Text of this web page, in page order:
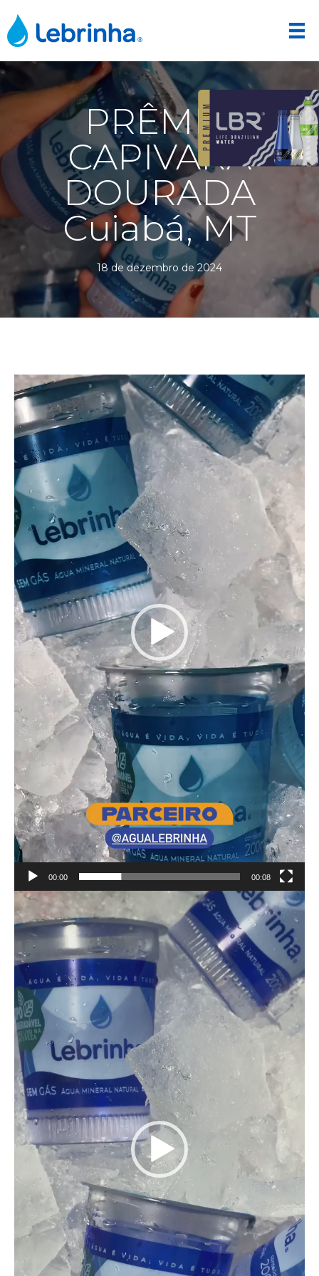
PRÊMIO
CAPIVARA
DOURADA
Cuiabá, MT
18 de dezembro de 2024
Tocador
de
vídeo
00:00 00:08
Tocador
de
vídeo